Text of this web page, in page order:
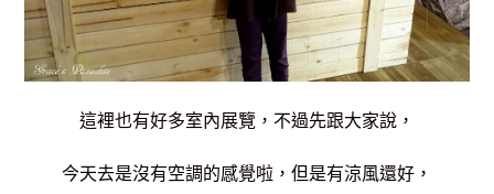
這裡也有好多室內展覽，不過先跟大家說，
今天去是沒有空調的感覺啦，但是有涼風還好，